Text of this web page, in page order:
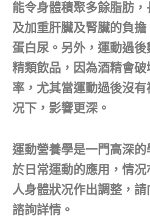
能令身體積聚多餘脂肪
及加重肝臟及腎臟的負
蛋白尿。另外，運動過
精類飲品，因為酒精會
率，尤其當運動過後沒
况下，影響更深。
運動營養學是一門高深
於日常運動的應用，情
人身體狀况作出調整，
諮詢詳情。